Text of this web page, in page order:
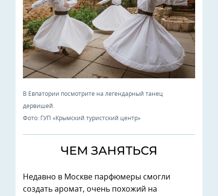
В Евпатории посмотрите на легендарный танец
дервишей.
Фото: ГУП «Крымский туристский центр»
ЧЕМ ЗАНЯТЬСЯ
Недавно в Москве парфюмеры смогли
создать аромат, очень похожий на